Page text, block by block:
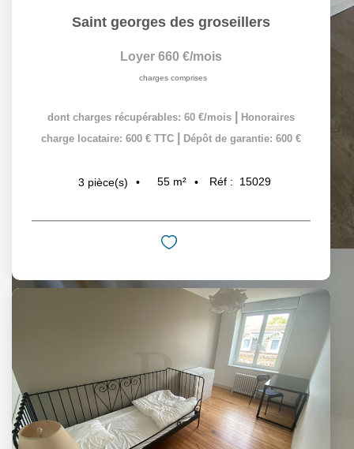
Saint georges des groseillers
Loyer 660 €/mois
charges comprises
dont charges récupérables: 60 €/mois
Honoraires
charge locataire: 600 € TTC
Dépôt de garantie: 600 €
3 pièce(s) 55 m² Réf : 15029